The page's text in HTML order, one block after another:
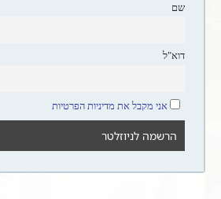
שם
דוא"ל
אני מקבל את מדיניות הפרטיות